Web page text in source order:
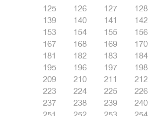
125
126 127 128
139
140 141 142
153
154 155 156
167
168 169 170
181
182 183 184
195
196 197 198
209
210 211 212
223
224 225 226
237
238 239 240